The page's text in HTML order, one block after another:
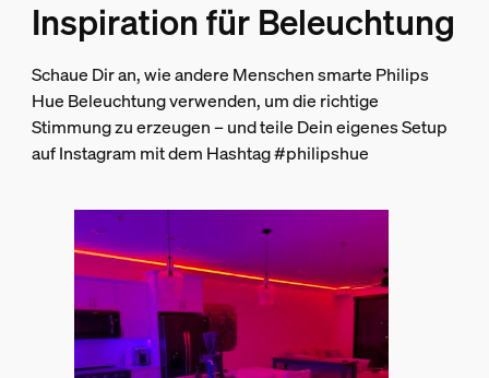
Lichterkette/Lightstrip
Zuschneiden möglich
Ja
Verlängerung möglich
Nein
220V-240V
Länge
5.000 mm
Sonstiges
Inspiration für Beleuchtung
Schaue Dir an, wie andere Menschen smarte Philips
Hue Beleuchtung verwenden, um die richtige
Stimmung zu erzeugen – und teile Dein eigenes Setup
auf Instagram mit dem Hashtag #philipshue